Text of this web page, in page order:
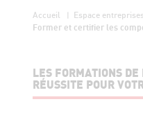
Accueil Espace entreprises
Former et certifier les
LES FORMATIONS
RÉUSSITE POUR